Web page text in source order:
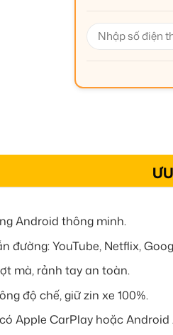
Android thông minh.
đường: YouTube, Netflix,
mà, rảnh tay an toàn.
độ chế, giữ zin xe 100%.
Apple CarPlay hoặc Android